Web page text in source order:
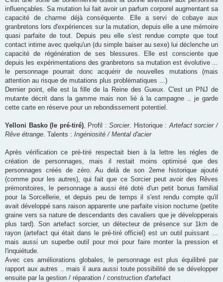
influençables. Sa mutation lui fait avoir un parfum corporel augmentant sa
capacité de charme déjà conséquente. Elle a servi de cobaye aux
granbretons lors d'expériences sur la mutation, depuis elle a une mémoire
quasi parfaite de tout. Depuis peu elle s'est rendue compte que tout
contact intime avec quelqu'un (du simple baiser au sexe) lui déclenche un
capacité de régénération de ses blessures. Elle est consciente que
depuis les expérimentations des granbretons sa mutation est évolutive ...
le personnage pourrait donc acquérir de nouvelles mutations (mais
attention au risque de mutations plus problématiques ...)
Dernier point, elle est la fille de la Reine des Gueux. C'est un PNJ de
mutante décrit dans la gamme mais non lié à la campagne .. je garde
cette carte en réserve pour un rebondissement potentiel.
Yelloni Basko (le pré-tiré), Profil :Sorcier. Historique : Artefact sorcier /
Rêve étrange . Talents : Ingéniosité / Mental d'acier
Après vérification ce pré-tiré respectait bien à la lettre les régles de
création de personnages, mais il restait moins optimisé que des
personnages créés de zéro. Au delà de son 2eme historique ajouté
(comme pour les autres), qui fait que ce Sorcier peut avoir des Rêves
prémonitoires, le personnage a aussi été doté d'un petit bonus familial
pour la Sorcellerie, et depuis peu de temps il s'est rendu compte qu'il
avait développé sans raison apparente une parfaite vision nocturne (petite
graine vers sa nature de descendants des cavaliers que je développerais
plus tard). Son artefact sorcier, un détecteur de présence sur 1km de
rayon (artefact qui était dans le pré-tiré officiel) est un outil puissant ...
mais aussi un superbe outil pour moi pour faire monter la pression et
l'inquiétude.
Avec ces améliorations globales, le personnage est plus équilibré par
rapport aux autres .. mais il aura aussi toute possibilité de se développer
ensuite par la gestion / réparation / construction d'artefact